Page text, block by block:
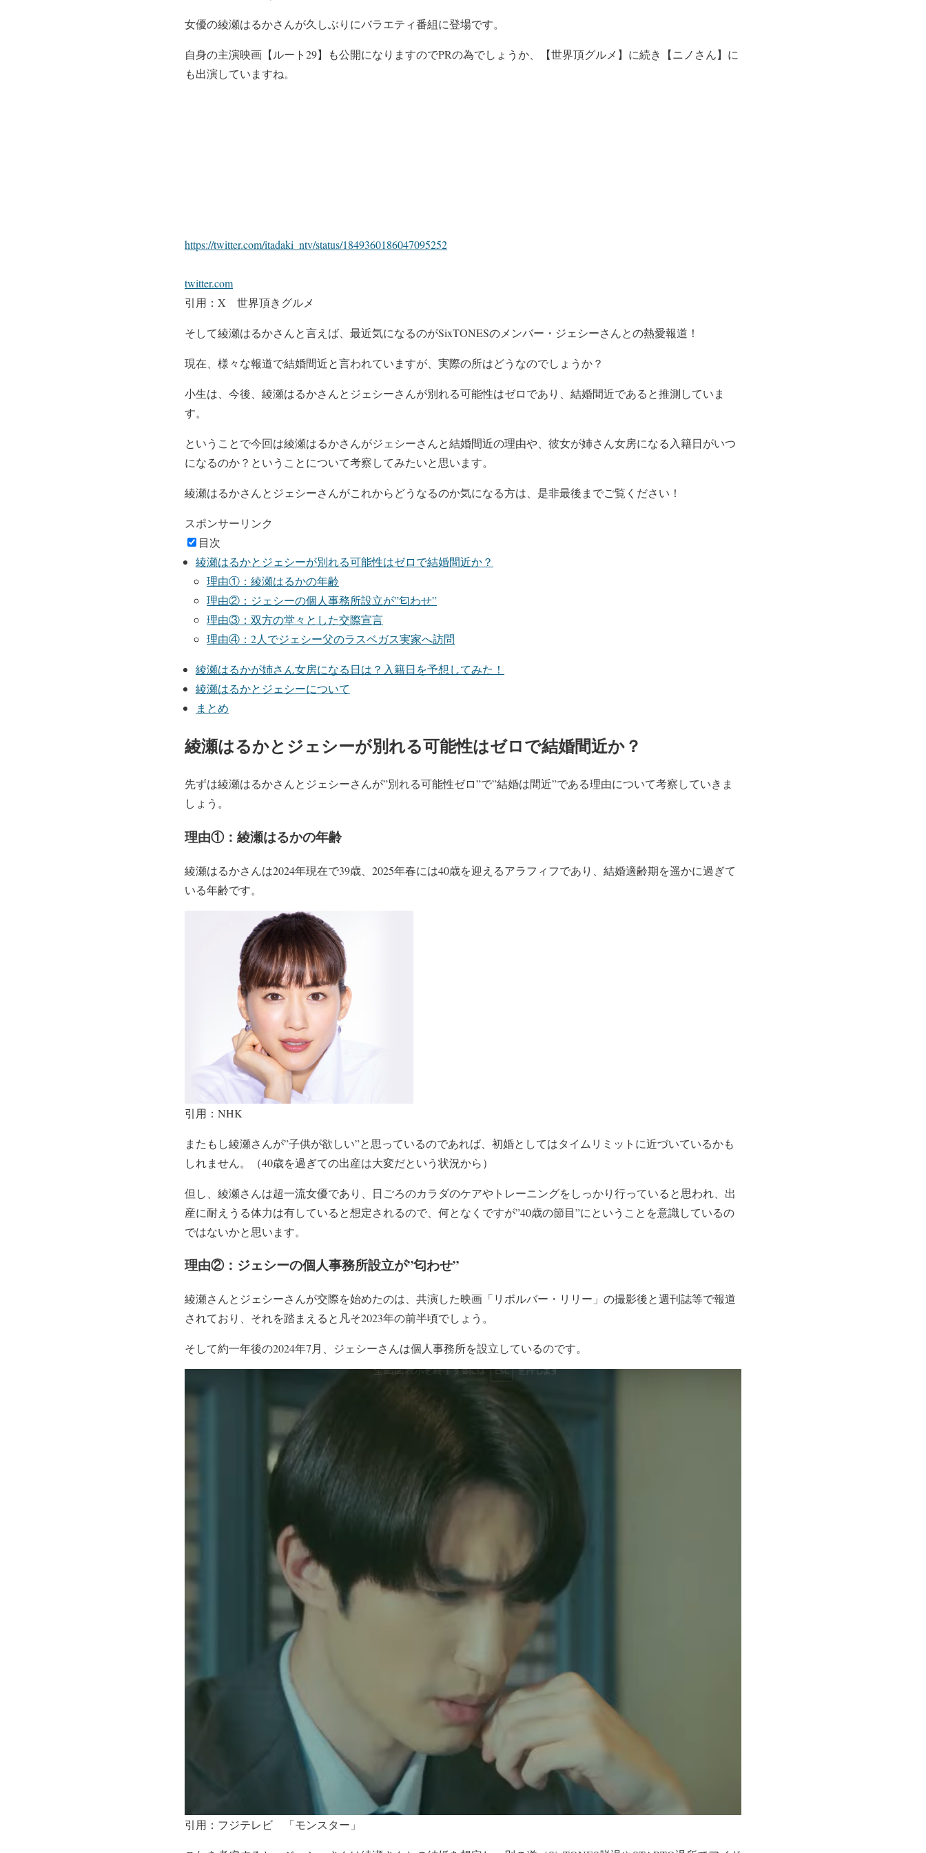
女優の綾瀬はるかさんが久しぶりにバラエティ番組に登場です。
自身の主演映画【ルート29】 も公開になりますのでPRの為でしょうか、 【世界頂グルメ】 に続き 【ニノさん】 に
も出演していますね。
https://twitter.com/itadaki_ntv/status/1849360186047095252
twitter.com
引用：X 世界頂きグルメ
そして綾瀬はるかさんと言えば、最近気になるのがSixTONESのメンバー・ジェシーさんとの熱愛報道！
現在、様々な報道で結婚間近と言われていますが、 実際の所はどうなのでしょうか？
小生は、今後、綾瀬はるかさんとジェシーさんが別れる可能性はゼロであり、 結婚間近であると推測していま
す。
ということで今回は綾瀬はるかさんがジェシーさんと結婚間近の理由や、彼女が姉さん女房になる入籍日がいつ
になるのか？ ということについて考察してみたいと思います。
綾瀬はるかさんとジェシーさんがこれからどうなるのか気になる方は、是非最後までご覧ください！
スポンサーリンク
目次
綾瀬はるかとジェシーが別れる可能性はゼロで結婚間近か？
理由①：綾瀬はるかの年齢
理由②：ジェシーの個人事務所設立が”匂わせ”
理由③：双方の堂々とした交際宣言
理由④：2人でジェシー父のラスベガス実家へ訪問
綾瀬はるかが姉さん女房になる日は？入籍日を予想してみた！
綾瀬はるかとジェシーについて
まとめ
綾瀬はるかとジェシーが別れる可能性はゼロで結婚間近か？
先ずは綾瀬はるかさんとジェシーさんが”別れる可能性ゼロ”で”結婚は間近”である理由について考察していきま
しょう。
理由①：綾瀬はるかの年齢
綾瀬はるかさんは2024年現在で39歳 、2025年春には40歳を迎えるアラフィフであり、結婚適齢期を遥かに過ぎて
いる年齢です。
引用：NHK
またもし綾瀬さんが”子供が欲しい”と思っているのであれば、初婚としてはタイムリミットに近づいているかも
しれません。（40歳を過ぎての出産は大変だという状況から）
但し、綾瀬さんは超一流女優であり、日ごろのカラダのケアやトレーニングをしっかり行っていると思われ、 出
産に耐えうる体力は有していると想定されるので、何となくですが”40歳の節目”にということを意識しているの
ではないかと思います。
理由②：ジェシーの個人事務所設立が”匂わせ”
綾瀬さんとジェシーさんが交際を始めたのは、共演した映画「リボルバー・リリー」 の撮影後と週刊誌等で報道
されており、それを踏まえると 凡そ2023年の前半頃でしょう。
そして約一年後の2024年7月 、ジェシーさんは個人事務所を設立しているのです。
引用：フジテレビ 「モンスター」